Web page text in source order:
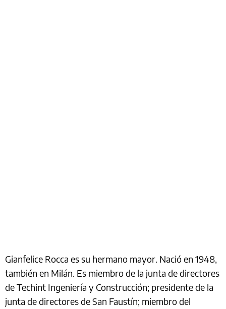
Gianfelice Rocca es su hermano mayor. Nació en 1948,
también en Milán. Es miembro de la junta de directores
de Techint Ingeniería y Construcción; presidente de la
junta de directores de San Faustín; miembro del